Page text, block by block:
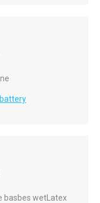
basbes wetLatex